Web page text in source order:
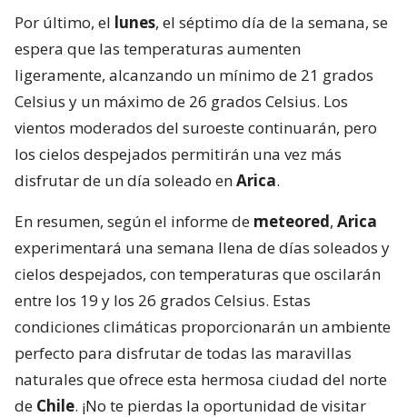
Por último, el lunes, el séptimo día de la semana, se
espera que las temperaturas aumenten
ligeramente, alcanzando un mínimo de 21 grados
Celsius y un máximo de 26 grados Celsius. Los
vientos moderados del suroeste continuarán, pero
los cielos despejados permitirán una vez más
disfrutar de un día soleado enArica.
En resumen, según el informe de meteored, Arica
experimentará una semana llena de días soleados y
cielos despejados, con temperaturas que oscilarán
entre los 19 y los 26 grados Celsius. Estas
condiciones climáticas proporcionarán un ambiente
perfecto para disfrutar de todas las maravillas
naturales que ofrece esta hermosa ciudad del norte
de Chile. ¡No te pierdas la oportunidad de visitar